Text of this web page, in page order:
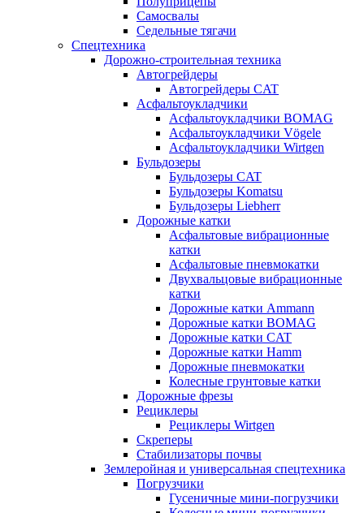
Самосвалы
Седельные тягачи
Спецтехника
Дорожно-строительная техника
Автогрейдеры
Автогрейдеры CAT
Асфальтоукладчики
Асфальтоукладчики BOMAG
Асфальтоукладчики Vögele
Асфальтоукладчики Wirtgen
Бульдозеры
Бульдозеры CAT
Бульдозеры Komatsu
Бульдозеры Liebherr
Дорожные катки
Асфальтовые вибрационные
катки
Асфальтовые пневмокатки
Двухвальцовые вибрационные
катки
Дорожные катки Ammann
Дорожные катки BOMAG
Дорожные катки CAT
Дорожные катки Hamm
Дорожные пневмокатки
Колесные грунтовые катки
Дорожные фрезы
Рециклеры
Рециклеры Wirtgen
Скреперы
Стабилизаторы почвы
Землеройная и универсальная спецтехника
Погрузчики
Гусеничные мини-погрузчики